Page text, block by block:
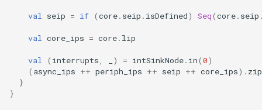
val seip = if (core. seip . isDefined) Seq(core. seip
val core_ips = core. lip
val ( interrupts, ) = intSinkNode. in(0)
( async_ips ++ periph_ips ++ seip ++ core_ips). zip
}
}